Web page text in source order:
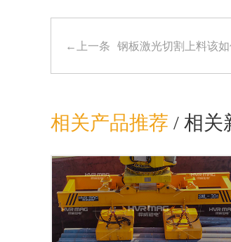
←上一条 钢板激光切割上料该如
相关产品推荐 / 相关